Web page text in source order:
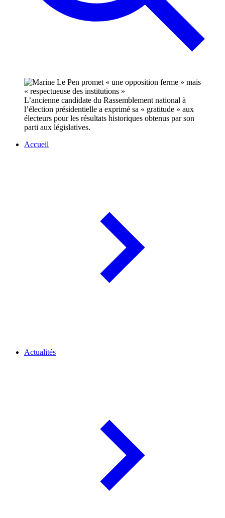
L’ancienne candidate du Rassemblement national à
l’élection présidentielle a exprimé sa « gratitude » aux
électeurs pour les résultats historiques obtenus par son
parti aux législatives.
Accueil
Actualités